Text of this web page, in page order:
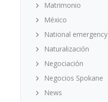
Matrimonio
México
National emergency
Naturalización
Negociación
Negocios Spokane
News